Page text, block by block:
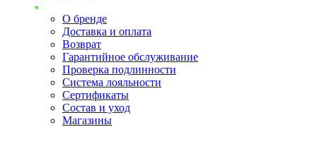
О бренде
Доставка и оплата
Возврат
Гарантийное обслуживание
Проверка подлинности
Система лояльности
Сертификаты
Состав и уход
Магазины